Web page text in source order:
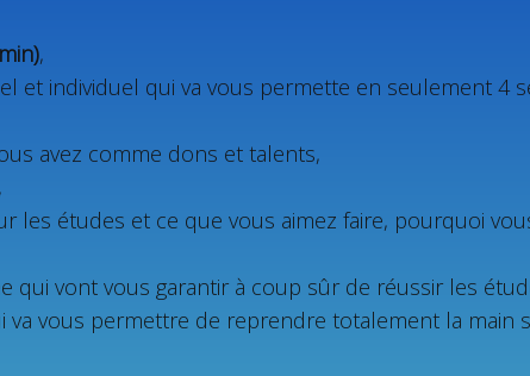
,
individuel qui va vous permette en seulement 4
avez comme dons et talents,
les études et ce que vous aimez faire, pourquoi
vont vous garantir à coup sûr de réussir les
vous permettre de reprendre totalement la main